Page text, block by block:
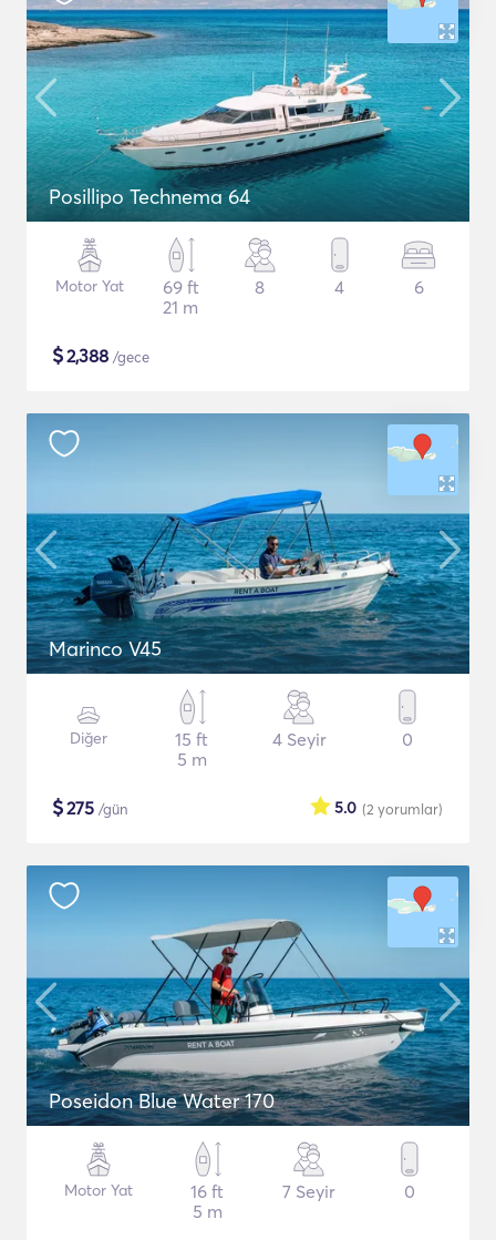
Posillipo Technema 64
Motor Yat
69 ft
21 m
8 4 6
$2,388 /gece
Marinco V45
Diğer
15 ft
5 m
4 Seyir 0
$275 /gün (2 yorumlar)
5.0
Poseidon Blue Water 170
Motor Yat
16 ft
5 m
7 Seyir 0